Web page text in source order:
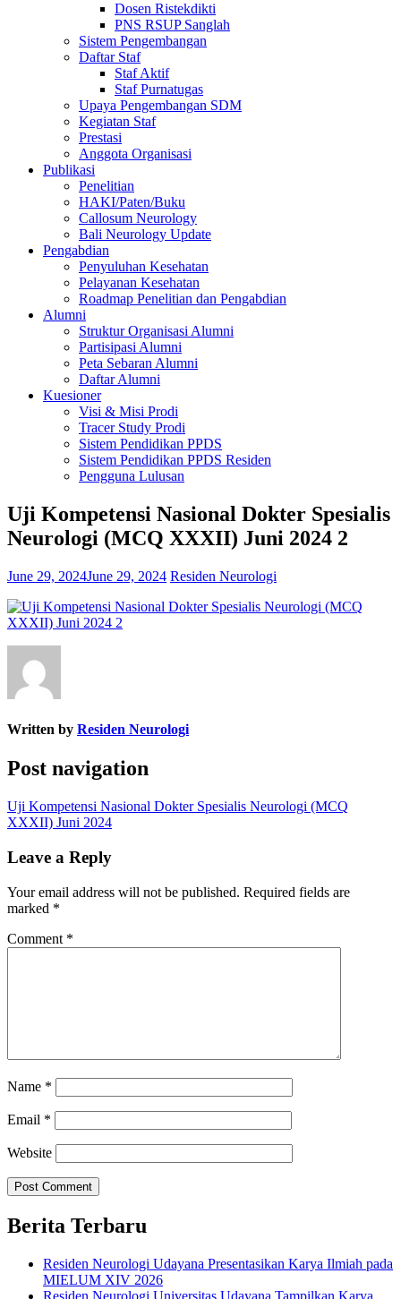
Dosen Ristekdikti
PNS RSUP Sanglah
Sistem Pengembangan
Daftar Staf
Staf Aktif
Staf Purnatugas
Upaya Pengembangan SDM
Kegiatan Staf
Prestasi
Anggota Organisasi
Publikasi
Penelitian
HAKI/Paten/Buku
Callosum Neurology
Bali Neurology Update
Pengabdian
Penyuluhan Kesehatan
Pelayanan Kesehatan
Roadmap Penelitian dan Pengabdian
Alumni
Struktur Organisasi Alumni
Partisipasi Alumni
Peta Sebaran Alumni
Daftar Alumni
Kuesioner
Visi & Misi Prodi
Tracer Study Prodi
Sistem Pendidikan PPDS
Sistem Pendidikan PPDS Residen
Pengguna Lulusan
Uji Kompetensi Nasional Dokter Spesialis
Neurologi (MCQ XXXII) Juni 2024 2
June 29, 2024June 29, 2024 Residen Neurologi
Written by Residen Neurologi
Post navigation
Uji Kompetensi Nasional Dokter Spesialis Neurologi (MCQ
XXXII) Juni 2024
Leave a Reply
Your email address will not be published. Required fields are
marked *
Comment *
Name *
Email *
Website
Berita Terbaru
Residen Neurologi Udayana Presentasikan Karya Ilmiah pada
MIELUM XIV 2026
Residen Neurologi Universitas Udayana Tampilkan Karya